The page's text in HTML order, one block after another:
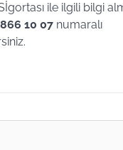
ile ilgili bilgi
10 07 numaralı